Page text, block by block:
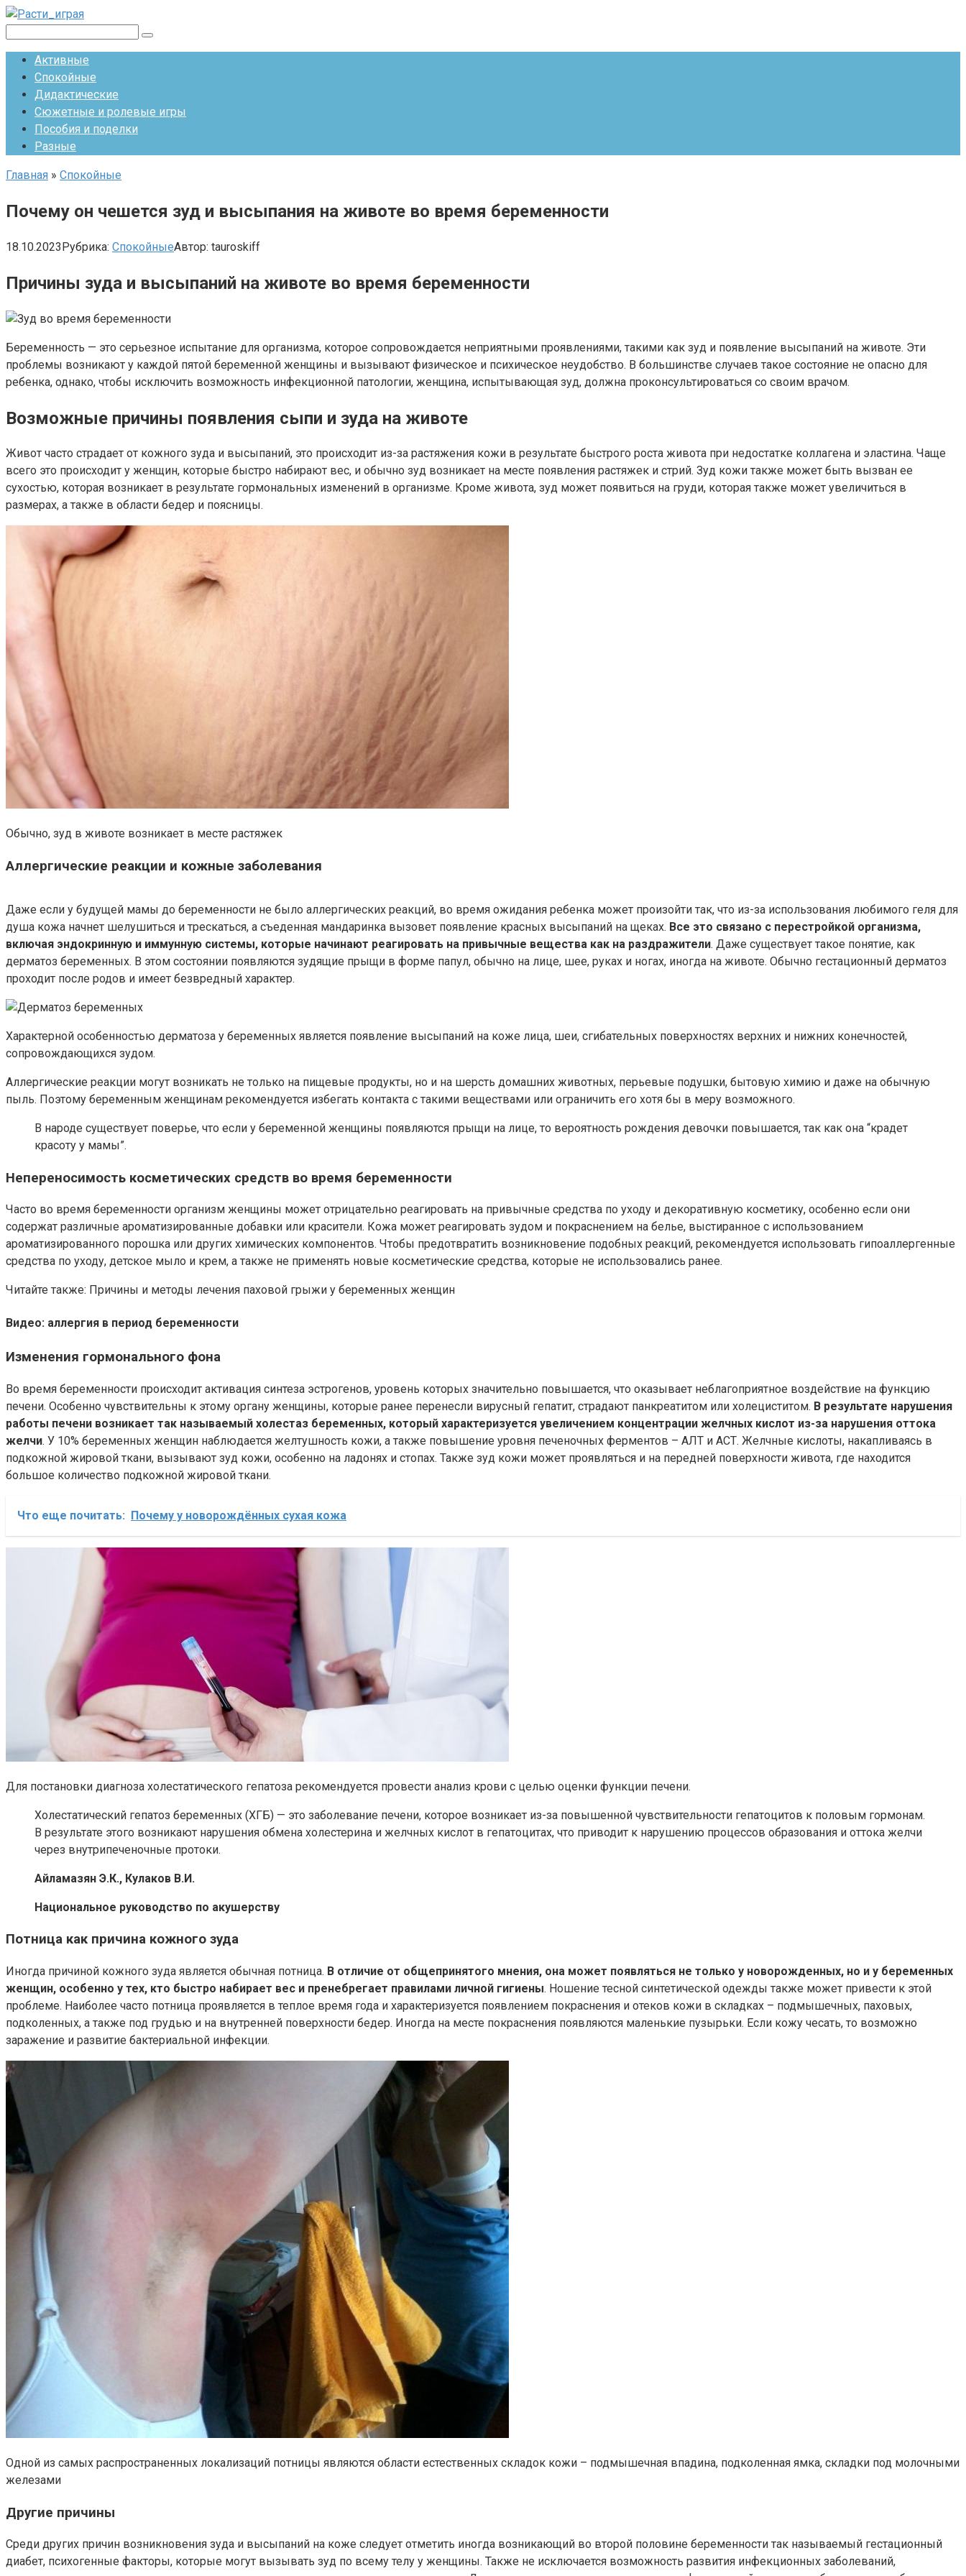
Перейти
Активные
Спокойные
Дидактические
Сюжетные и ролевые игры
Пособия и поделки
Разные
Главная » Спокойные
Почему он чешется зуд и высыпания на животе во время беременности
18.10.2023Рубрика: СпокойныеАвтор: tauroskiff
Причины зуда и высыпаний на животе во время беременности
Беременность — это серьезное испытание для организма, которое сопровождается неприятными проявлениями, такими как зуд и появление высыпаний на животе. Эти
проблемы возникают у каждой пятой беременной женщины и вызывают физическое и психическое неудобство. В большинстве случаев такое состояние не опасно для
ребенка, однако, чтобы исключить возможность инфекционной патологии, женщина, испытывающая зуд, должна проконсультироваться со своим врачом.
Возможные причины появления сыпи и зуда на животе
Живот часто страдает от кожного зуда и высыпаний, это происходит из-за растяжения кожи в результате быстрого роста живота при недостатке коллагена и эластина. Чаще
всего это происходит у женщин, которые быстро набирают вес, и обычно зуд возникает на месте появления растяжек и стрий. Зуд кожи также может быть вызван ее
сухостью, которая возникает в результате гормональных изменений в организме. Кроме живота, зуд может появиться на груди, которая также может увеличиться в
размерах, а также в области бедер и поясницы.
Обычно, зуд в животе возникает в месте растяжек
Аллергические реакции и кожные заболевания
Даже если у будущей мамы до беременности не было аллергических реакций, во время ожидания ребенка может произойти так, что из-за использования любимого геля для
душа кожа начнет шелушиться и трескаться, а съеденная мандаринка вызовет появление красных высыпаний на щеках. Все это связано с перестройкой организма,
включая эндокринную и иммунную системы, которые начинают реагировать на привычные вещества как на раздражители. Даже существует такое понятие, как
дерматоз беременных. В этом состоянии появляются зудящие прыщи в форме папул, обычно на лице, шее, руках и ногах, иногда на животе. Обычно гестационный дерматоз
проходит после родов и имеет безвредный характер.
Характерной особенностью дерматоза у беременных является появление высыпаний на коже лица, шеи, сгибательных поверхностях верхних и нижних конечностей,
сопровождающихся зудом.
Аллергические реакции могут возникать не только на пищевые продукты, но и на шерсть домашних животных, перьевые подушки, бытовую химию и даже на обычную
пыль. Поэтому беременным женщинам рекомендуется избегать контакта с такими веществами или ограничить его хотя бы в меру возможного.
В народе существует поверье, что если у беременной женщины появляются прыщи на лице, то вероятность рождения девочки повышается, так как она “крадет
красоту у мамы”.
Непереносимость косметических средств во время беременности
Часто во время беременности организм женщины может отрицательно реагировать на привычные средства по уходу и декоративную косметику, особенно если они
содержат различные ароматизированные добавки или красители. Кожа может реагировать зудом и покраснением на белье, выстиранное с использованием
ароматизированного порошка или других химических компонентов. Чтобы предотвратить возникновение подобных реакций, рекомендуется использовать гипоаллергенные
средства по уходу, детское мыло и крем, а также не применять новые косметические средства, которые не использовались ранее.
Читайте также: Причины и методы лечения паховой грыжи у беременных женщин
Видео: аллергия в период беременности
Изменения гормонального фона
Во время беременности происходит активация синтеза эстрогенов, уровень которых значительно повышается, что оказывает неблагоприятное воздействие на функцию
печени. Особенно чувствительны к этому органу женщины, которые ранее перенесли вирусный гепатит, страдают панкреатитом или холециститом. В результате нарушения
работы печени возникает так называемый холестаз беременных, который характеризуется увеличением концентрации желчных кислот из-за нарушения оттока
желчи. У 10% беременных женщин наблюдается желтушность кожи, а также повышение уровня печеночных ферментов – АЛТ и АСТ. Желчные кислоты, накапливаясь в
подкожной жировой ткани, вызывают зуд кожи, особенно на ладонях и стопах. Также зуд кожи может проявляться и на передней поверхности живота, где находится
большое количество подкожной жировой ткани.
Что еще почитать: Почему у новорождённых сухая кожа
Для постановки диагноза холестатического гепатоза рекомендуется провести анализ крови с целью оценки функции печени.
Холестатический гепатоз беременных (ХГБ) — это заболевание печени, которое возникает из-за повышенной чувствительности гепатоцитов к половым гормонам.
В результате этого возникают нарушения обмена холестерина и желчных кислот в гепатоцитах, что приводит к нарушению процессов образования и оттока желчи
через внутрипеченочные протоки.
Айламазян Э.К., Кулаков В.И.
Национальное руководство по акушерству
Потница как причина кожного зуда
Иногда причиной кожного зуда является обычная потница. В отличие от общепринятого мнения, она может появляться не только у новорожденных, но и у беременных
женщин, особенно у тех, кто быстро набирает вес и пренебрегает правилами личной гигиены. Ношение тесной синтетической одежды также может привести к этой
проблеме. Наиболее часто потница проявляется в теплое время года и характеризуется появлением покраснения и отеков кожи в складках – подмышечных, паховых,
подколенных, а также под грудью и на внутренней поверхности бедер. Иногда на месте покраснения появляются маленькие пузырьки. Если кожу чесать, то возможно
заражение и развитие бактериальной инфекции.
Одной из самых распространенных локализаций потницы являются области естественных складок кожи – подмышечная впадина, подколенная ямка, складки под молочными
железами
Другие причины
Среди других причин возникновения зуда и высыпаний на коже следует отметить иногда возникающий во второй половине беременности так называемый гестационный
диабет, психогенные факторы, которые могут вызывать зуд по всему телу у женщины. Также не исключается возможность развития инфекционных заболеваний,